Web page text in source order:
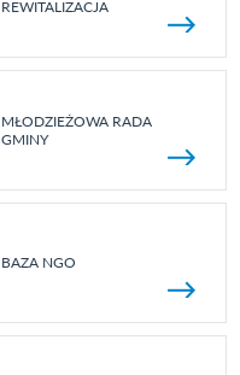
REWITALIZACJA
MŁODZIEŻOWA RADA
GMINY
BAZA NGO